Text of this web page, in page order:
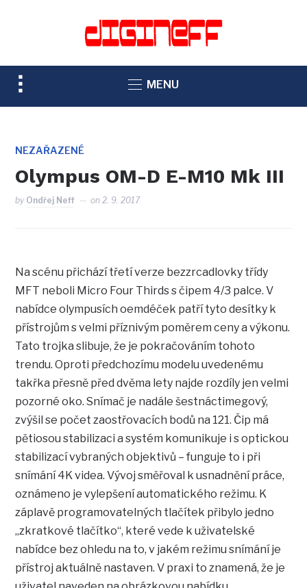
TOGGLE
SIDEBAR
NAVIGATION
MENU
NEZAŘAZENÉ
Olympus OM-D E-M10 Mk III
by Ondřej Neff on2. 9. 2017
Na scénu přichází třetí verze bezzrcadlovky třídy
MFT neboli Micro Four Thirds s čipem 4/3 palce. V
nabídce olympusích oemdéček patří tyto desítky k
přístrojům s velmi příznivým poměrem ceny a výkonu.
Tato trojka slibuje, že je pokračováním tohoto
trendu. Oproti předchozímu modelu uvedenému
takřka přesně před dvěma lety najde rozdíly jen velmi
pozorné oko. Snímač je nadále šestnáctimegový,
zvýšil se počet zaostřovacích bodů na 121. Čip má
pětiosou stabilizaci a systém komunikuje i s optickou
stabilizací vybraných objektivů – funguje to i při
snímání 4K videa. Vývoj směřoval k usnadnění práce,
oznámeno je vylepšení automatického režimu. K
záplavě programovatelných tlačítek přibylo jedno
„zkratkové tlačítko“, které vede k uživatelské
nabídce bez ohledu na to, v jakém režimu snímání je
přístroj aktuálně nastaven. V praxi to znamená, že je